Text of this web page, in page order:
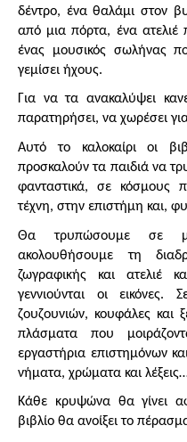
δέντρο, ένα θαλάμι στον
από μια πόρτα, ένα ατελιέ
ένας μουσικός σωλήνας
γεμίσει ήχους.
Για να τα ανακαλύψει
παρατηρήσει, να χωρέσει
Αυτό το καλοκαίρι οι
προσκαλούν τα παιδιά να
φανταστικά, σε
τέχνη, στην επιστήμη και,
Θα τρυπώσουμε σε
ακολουθήσουμε τη
ζωγραφικής και ατελιέ
γεννιούνται οι εικόνες.
ζουζουνιών, κουφάλες και
πλάσματα που
εργαστήρια επιστημόνων
νήματα, χρώματα και
Κάθε κρυψώνα θα γίνει
βιβλίο θα ανοίξει το